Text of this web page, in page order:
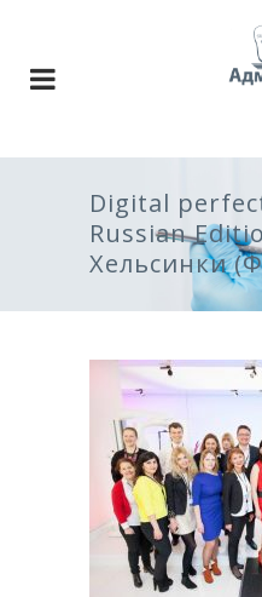
Digital
Russian
Хельсинки